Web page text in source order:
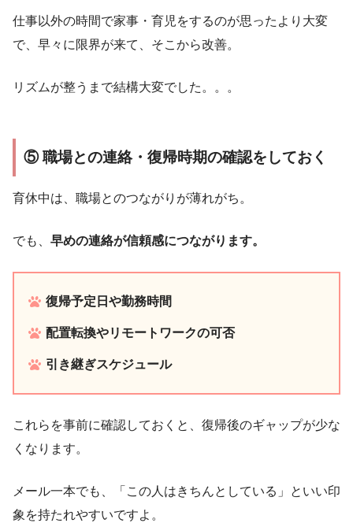
仕事以外の時間で家事・育児をするのが思ったより大変
で、早々に限界が来て、そこから改善。
リズムが整うまで結構大変でした。。。
⑤ 職場との連絡・復帰時期の確認をしておく
育休中は、職場とのつながりが薄れがち。
でも、 早めの連絡が信頼感につながります。
復帰予定日や勤務時間
配置転換やリモートワークの可否
引き継ぎスケジュール
これらを事前に確認しておくと、復帰後のギャップが少な
くなります。
メール一本でも、「この人はきちんとしている」といい印
象を持たれやすいですよ。